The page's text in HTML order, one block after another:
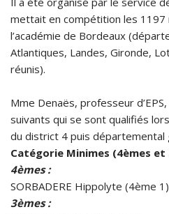
mettait en compétition les 1197
l’académie de Bordeaux
Atlantiques, Landes, Gironde,
réunis).
Mme Denaës, professeur
suivants qui se sont qualifiés
du district 4 puis départemental
Catégorie Minimes (4èmes et
4èmes :
SORBADERE Hippolyte (4ème 1)
3èmes :